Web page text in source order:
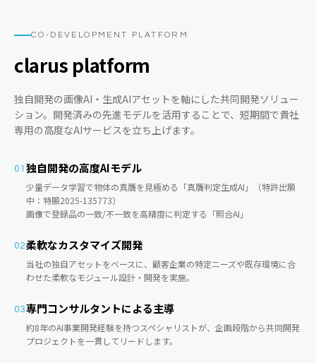
CO-DEVELOPMENT PLATFORM
clarus platform
独自開発の画像AI・生成AIアセットを軸にした共同開発ソリュー
ション。開発済みの先進モデルを活用することで、短期間で貴社
専用の高度なAIサービスを立ち上げます。
01 独自開発の高度AIモデル
少量データ学習で物体の真贋を見極める「真贋判定生成AI」（特許出願
中：特願2025-135773）
画像で登録品の一致/不一致を高精度に判定する「照合AI」
02柔軟なカスタマイズ開発
当社の独自アセットをベースに、顧客企業の特定ニーズや既存環境に合
わせた柔軟なモジュール設計・開発を実施。
03専門コンサルタントによる主導
約8年のAI事業開発経験を持つスペシャリストが、企画段階から共同開発
プロジェクトを一貫してリードします。